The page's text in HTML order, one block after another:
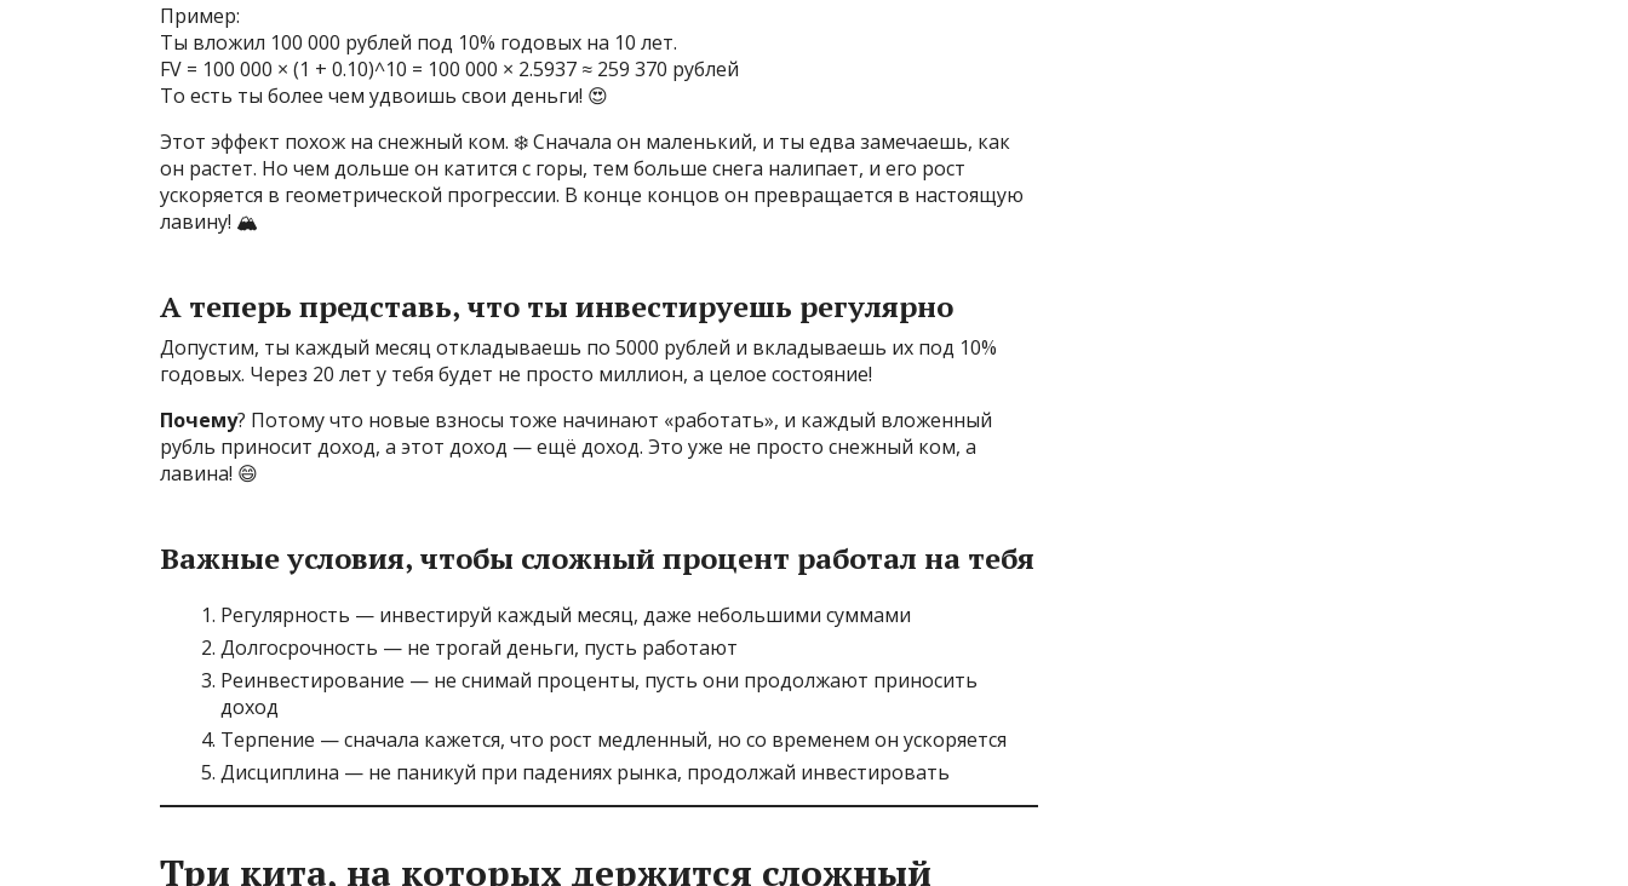
Пример:
Ты вложил 100 000 рублей под 10% годовых на 10 лет.
FV = 100 000 × (1 + 0.10)^10 = 100 000 × 2.5937 ≈ 259 370 рублей
То есть ты более чем удвоишь свои деньги! 😍
Этот эффект похож на снежный ком. ❄️ Сначала он маленький, и ты едва замечаешь, как
он растет. Но чем дольше он катится с горы, тем больше снега налипает, и его рост
ускоряется в геометрической прогрессии. В конце концов он превращается в настоящую
лавину! 🏔️
А теперь представь, что ты инвестируешь регулярно
Допустим, ты каждый месяц откладываешь по 5000 рублей и вкладываешь их под 10%
годовых. Через 20 лет у тебя будет не просто миллион, а целое состояние!
Почему? Потому что новые взносы тоже начинают «работать», и каждый вложенный
рубль приносит доход, а этот доход — ещё доход. Это уже не просто снежный ком, а
лавина! 😄
Важные условия, чтобы сложный процент работал на тебя
Регулярность — инвестируй каждый месяц, даже небольшими суммами
Долгосрочность — не трогай деньги, пусть работают
Реинвестирование — не снимай проценты, пусть они продолжают приносить
доход
Терпение — сначала кажется, что рост медленный, но со временем он ускоряется
Дисциплина — не паникуй при падениях рынка, продолжай инвестировать
Три кита, на которых держится сложный